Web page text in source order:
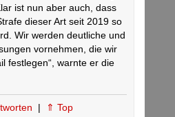
ist nun aber auch, dass
dieser Art seit 2019 so
Wir werden deutliche und
vornehmen, die wir
festlegen“, warnte er die
| ⇑ Top